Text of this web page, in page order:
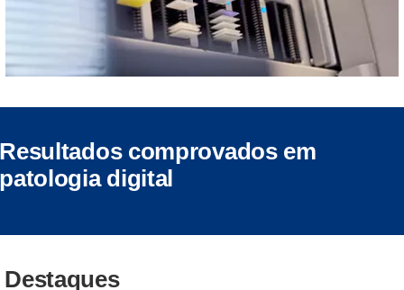
Resultados comprovados em
patologia digital
Destaques